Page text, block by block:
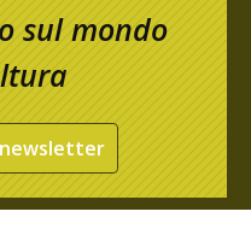
sul mondo